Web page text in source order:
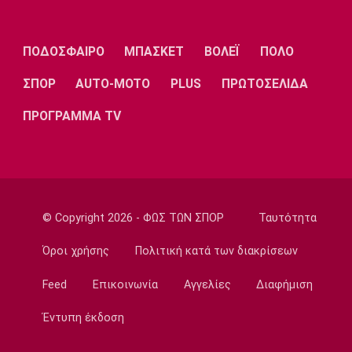
Σπόρτινγκ: Η επιβεβαίωση για τον
14:20
Γ Εθνική
13:50
Εθνικές Μπάσκετ
Σκούμα: «Είμαστε ενωμένες και
προετοιμασμένες»
ΠΟΔΟΣΦΑΙΡΟ ΜΠΑΣΚΕΤ ΒΟΛΕΪ ΠΟΛΟ
ΣΠΟΡ AUTO-MOTO PLUS ΠΡΩΤΟΣΕΛΙΔΑ
ΠΡΟΓΡΑΜΜΑ TV
© Copyright 2026 - ΦΩΣ ΤΩΝ ΣΠΟΡ Ταυτότητα
Όροι χρήσης Πολιτική κατά των διακρίσεων
Feed Επικοινωνία Αγγελίες Διαφήμιση
Έντυπη έκδοση